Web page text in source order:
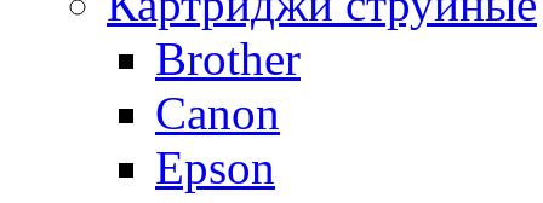
Brother
Canon
Epson